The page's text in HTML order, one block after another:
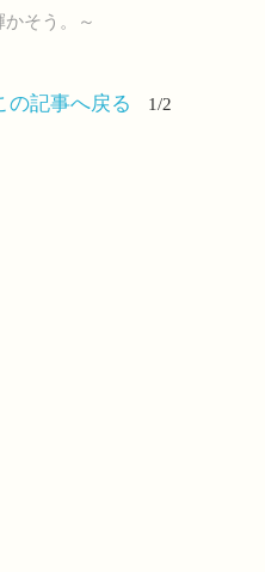
そう。～
の記事へ戻る 1/2